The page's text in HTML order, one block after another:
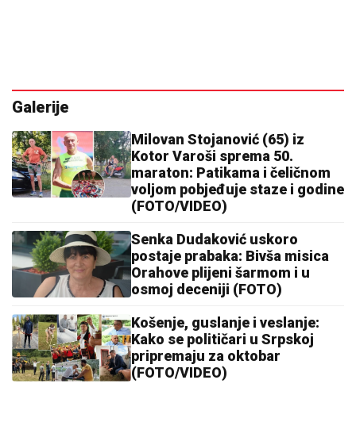
Galerije
Milovan Stojanović (65) iz
Kotor Varoši sprema 50.
maraton: Patikama i čeličnom
voljom pobjeđuje staze i godine
(FOTO/VIDEO)
Senka Dudaković uskoro
postaje prabaka: Bivša misica
Orahove plijeni šarmom i u
osmoj deceniji (FOTO)
Košenje, guslanje i veslanje:
Kako se političari u Srpskoj
pripremaju za oktobar
(FOTO/VIDEO)